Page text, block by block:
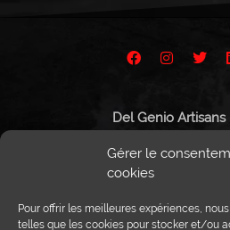
Gérer le
cookies
Pour offrir les meilleures expériences,
telles que les cookies pour stocker et/ou
Del Genio
1950 Sion